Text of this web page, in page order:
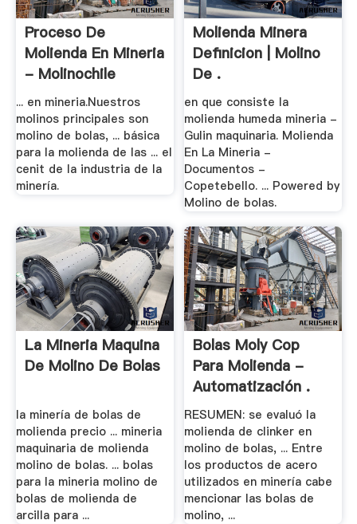
Proceso De
Molienda En Mineria
- Molinochile
... en mineria.Nuestros
molinos principales son
molino de bolas, ... básica
para la molienda de las ... el
cenit de la industria de la
minería.
Molienda Minera
Definicion | Molino
De .
en que consiste la
molienda humeda mineria -
Gulin maquinaria. Molienda
En La Mineria -
Documentos -
Copetebello. ... Powered by
Molino de bolas.
La Mineria Maquina
De Molino De Bolas
la minería de bolas de
molienda precio ... mineria
maquinaria de molienda
molino de bolas. ... bolas
para la mineria molino de
bolas de molienda de
arcilla para ...
Bolas Moly Cop
Para Molienda -
Automatización .
RESUMEN: se evaluó la
molienda de clinker en
molino de bolas, ... Entre
los productos de acero
utilizados en minería cabe
mencionar las bolas de
molino, ...